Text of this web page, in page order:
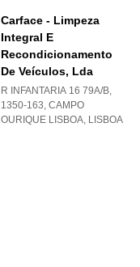
Carface - Limpeza
Integral E
Recondicionamento
De Veículos, Lda
R INFANTARIA 16 79A/B,
1350-163, CAMPO
OURIQUE LISBOA, LISBOA